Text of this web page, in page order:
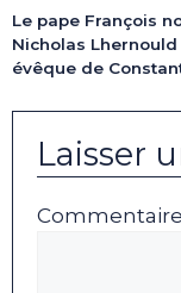
Le pape François
Nicholas Lhernould
évêque de
Laisser
Commentaire